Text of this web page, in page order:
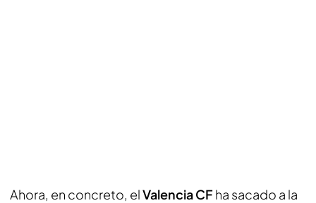
Ahora, en concreto, elValencia CFha sacado a la